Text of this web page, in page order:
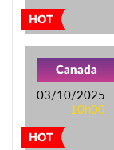
HOT
HOT
Canada
03/10/2025
10h00